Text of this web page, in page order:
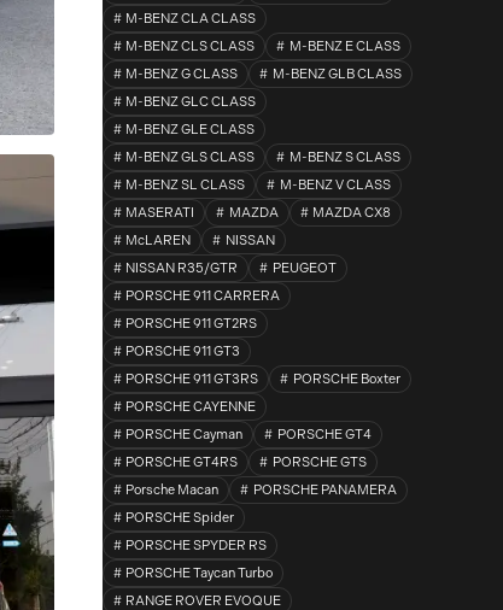
M-BENZ CLA CLASS
M-BENZ CLS CLASS
M-BENZ E CLASS
M-BENZ G CLASS
M-BENZ GLB CLASS
M-BENZ GLC CLASS
M-BENZ GLE CLASS
M-BENZ GLS CLASS
M-BENZ S CLASS
M-BENZ SL CLASS
M-BENZ V CLASS
MASERATI
MAZDA
MAZDA CX8
McLAREN
NISSAN
NISSAN R35/GTR
PEUGEOT
PORSCHE 911 CARRERA
PORSCHE 911 GT2RS
PORSCHE 911 GT3
PORSCHE 911 GT3RS
PORSCHE Boxter
PORSCHE CAYENNE
PORSCHE Cayman
PORSCHE GT4
PORSCHE GT4RS
PORSCHE GTS
Porsche Macan
PORSCHE PANAMERA
PORSCHE Spider
PORSCHE SPYDER RS
PORSCHE Taycan Turbo
RANGE ROVER EVOQUE